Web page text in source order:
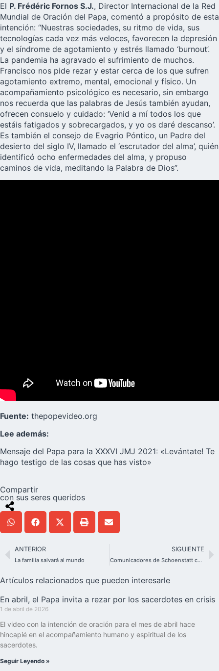
El P. Frédéric Fornos S.J., Director Internacional de la Red
Mundial de Oración del Papa, comentó a propósito de esta
intención: “Nuestras sociedades, su ritmo de vida, sus
tecnologías cada vez más veloces, favorecen la depresión
y el síndrome de agotamiento y estrés llamado ‘burnout’.
La pandemia ha agravado el sufrimiento de muchos.
Francisco nos pide rezar y estar cerca de los que sufren
agotamiento extremo, mental, emocional y físico. Un
acompañamiento psicológico es necesario, sin embargo
nos recuerda que las palabras de Jesús también ayudan,
ofrecen consuelo y cuidado: ‘Venid a mí todos los que
estáis fatigados y sobrecargados, y yo os daré descanso’.
Es también el consejo de Evagrio Póntico, un Padre del
desierto del siglo IV, llamado el ‘escrutador del alma’, quién
identificó ocho enfermedades del alma, y propuso
caminos de vida, meditando la Palabra de Dios”.
Fuente: thepopevideo.org
Lee además:
Mensaje del Papa para la XXXVI JMJ 2021: «Levántate! Te
hago testigo de las cosas que has visto»
Compartir
con sus seres queridos
ANTERIOR
La familia salvará al mundo
SIGUIENTE
Comunicadores de Schoenstatt celebran su segundo Congreso Nacional en Brasil
Artículos relacionados que pueden interesarle
En abril, el Papa invita a rezar por los sacerdotes en crisis
1 de abril de 2026
El video con la intención de oración para el mes de abril hace
hincapié en el acompañamiento humano y espiritual de los
sacerdotes.
Seguir Leyendo »